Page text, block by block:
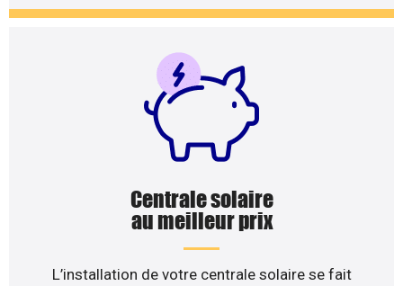
Centrale solaire
au meilleur prix
L’installation de votre centrale solaire se fait